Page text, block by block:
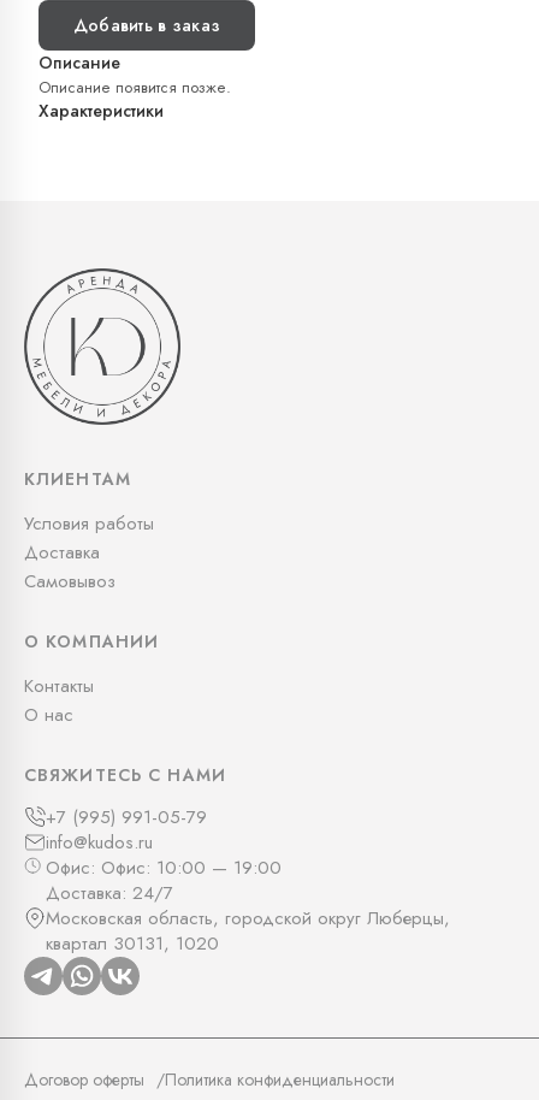
Добавить в заказ
Описание
Описание появится позже.
Характеристики
КЛИЕНТАМ
Условия работы
Доставка
Самовывоз
О КОМПАНИИ
Контакты
О нас
СВЯЖИТЕСЬ С НАМИ
+7 (995) 991-05-79
info@kudos.ru
Офис: Офис: 10:00 — 19:00
Доставка: 24/7
Московская область, городской округ Люберцы,
квартал 30131, 1020
Договор оферты Политика конфиденциальности